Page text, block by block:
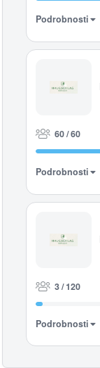
Podrobnosti
60 / 60
Podrobnosti
3 / 120
Podrobnosti